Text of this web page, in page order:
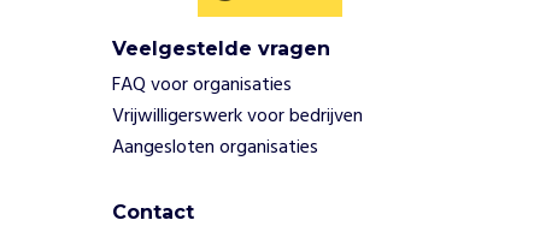
Veelgestelde vragen
FAQ voor organisaties
Vrijwilligerswerk voor bedrijven
Aangesloten organisaties
Contact